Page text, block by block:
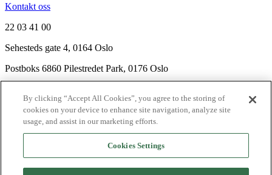
Kontakt oss
22 03 41 00
Sehesteds gate 4, 0164 Oslo
Postboks 6860 Pilestredet Park, 0176 Oslo
Nyhetsbrev
Ledige stillinger
Send inn manus
By clicking “Accept All Cookies”, you agree to the storing of
cookies on your device to enhance site navigation, analyze site
usage, and assist in our marketing efforts.
Cookies Settings